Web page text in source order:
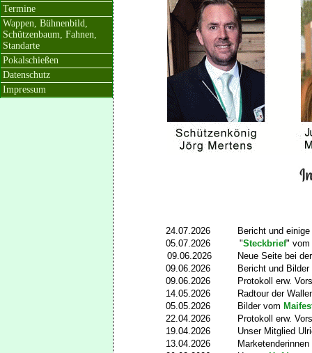
24.07.2026
Bericht und
05.07.2026
"Steckbrief" vom
09.06.2026
Neue Seite bei
09.06.2026
Bericht und
09.06.2026
Protokoll erw.
14.05.2026
Radtour der
05.05.2026
Bilder vom
22.04.2026
Protokoll erw.
19.04.2026
Unser Mitglied
13.04.2026
Termine
Wappen, Bühnenbild,
Schützenbaum, Fahnen,
Standarte
Pokalschießen
Datenschutz
Impressum